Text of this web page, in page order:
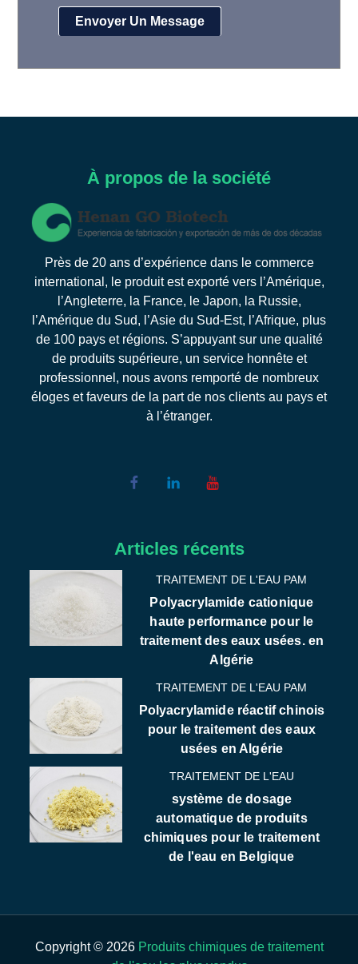
À propos de la société
Près de 20 ans d’expérience dans le commerce
international, le produit est exporté vers l’Amérique,
l’Angleterre, la France, le Japon, la Russie,
l’Amérique du Sud, l’Asie du Sud-Est, l’Afrique, plus
de 100 pays et régions. S’appuyant sur une qualité
de produits supérieure, un service honnête et
professionnel, nous avons remporté de nombreux
éloges et faveurs de la part de nos clients au pays et
à l’étranger.
Articles récents
TRAITEMENT DE L'EAU PAM
Polyacrylamide cationique
haute performance pour le
traitement des eaux usées. en
Algérie
TRAITEMENT DE L'EAU PAM
Polyacrylamide réactif chinois
pour le traitement des eaux
usées en Algérie
TRAITEMENT DE L'EAU
système de dosage
automatique de produits
chimiques pour le traitement
de l'eau en Belgique
Copyright © 2026 Produits chimiques de traitement